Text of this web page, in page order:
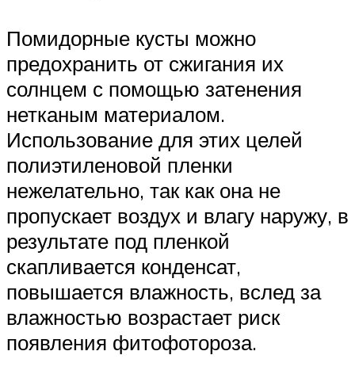
Помидорные кусты можно
предохранить от сжигания их
солнцем с помощью затенения
нетканым материалом.
Использование для этих целей
полиэтиленовой пленки
нежелательно, так как она не
пропускает воздух и влагу наружу, в
результате под пленкой
скапливается конденсат,
повышается влажность, вслед за
влажностью возрастает риск
появления фитофотороза.